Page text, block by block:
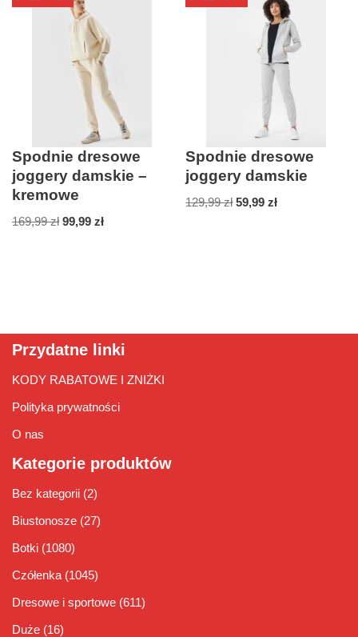
Spodnie dresowe
joggery damskie –
kremowe
169,99zł 99,99 zł
Spodnie dresowe
joggery damskie
129,99zł 59,99zł
Przydatne linki
KODY RABATOWE I ZNIŻKI
Polityka prywatności
O nas
Kategorie produktów
Bez kategorii (2)
Biustonosze (27)
Botki (1080)
Czółenka (1045)
Dresowe i sportowe (611)
Duże (16)